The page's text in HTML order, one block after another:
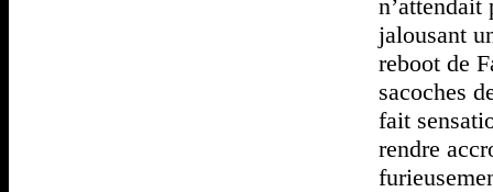
jalousant
reboot de
sacoches
fait
rendre